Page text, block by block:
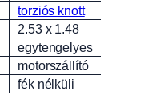
torziós knott
2.53 x 1.48
egytengelyes
motorszállító
fék nélküli